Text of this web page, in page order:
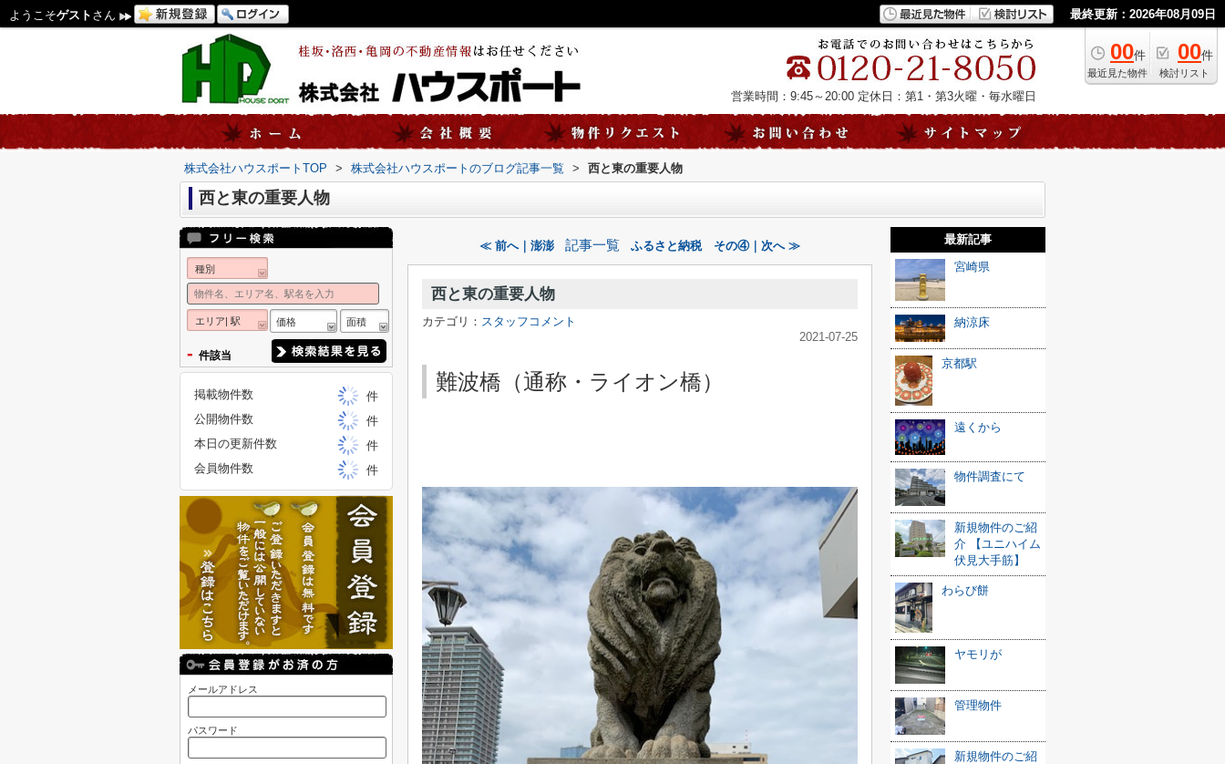
ようこそゲスト さん 最終更新：2026年08月09日
00件
最近見た物件
00件
検討リスト
営業時間：9:45～20:00 定休日：第1・第3火曜・毎水曜日
株式会社ハウスポートTOP > 株式会社ハウスポートのブログ記事一覧 > 西と東の重要人物
西と東の重要人物
≪ 前へ｜澎澎 記事一覧 ふるさと納税 その④｜次へ ≫
西と東の重要人物
カテゴリ： スタッフコメント
2021-07-25
難波橋（通称・ライオン橋）
最新記事
宮崎県
納涼床
京都駅
遠くから
物件調査にて
新規物件のご紹
介 【ユニハイム
伏見大手筋】
わらび餅
ヤモリが
管理物件
新規物件のご紹
種別
エリア| 駅 価格 面積
- 件該当
掲載物件数
件
公開物件数
件
本日の更新件数
件
会員物件数
件
メールアドレス
パスワード